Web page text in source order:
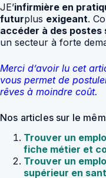
JE’infirmière en
futurplus exigeant.
accéder à des
un secteur à forte
Merci d’avoir lu cet
vous permet de
rêves à moindre coût.
Nos articles sur le
Trouver un
fiche métier et
Trouver un
supérieur en